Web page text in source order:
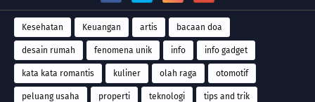
Kesehatan Keuangan artis bacaan doa
desain rumah fenomena unik info info gadget
kata kata romantis kuliner olah raga otomotif
peluang usaha properti teknologi tips and trik